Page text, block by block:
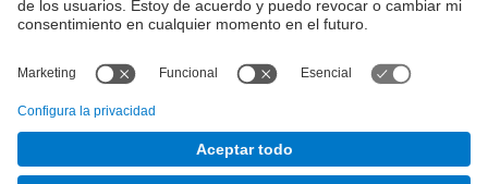
Empresa
¿Qué necesitas?
© Facultat d'Informàtica de Barcelona - Universitat Politècnica